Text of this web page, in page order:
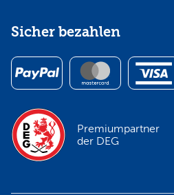
Sicher bezahlen
Premiumpartner
der DEG